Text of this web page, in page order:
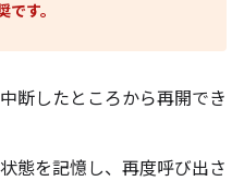
す。
断したところから再開でき
態を記憶し、再度呼び出さ